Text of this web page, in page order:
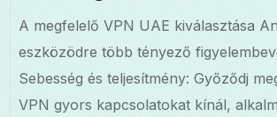
A megfelelő VPN UAE kiválasztása
eszközödre több tényező
Sebesség és teljesítmény: Győződj
VPN gyors kapcsolatokat kínál,